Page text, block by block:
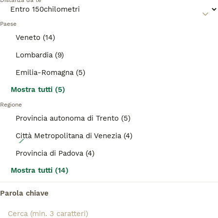
Paese
Veneto (14)
Lombardia (9)
Emilia-Romagna (5)
Mostra tutti (5)
Regione
Provincia autonoma di Trento (5)
Città Metropolitana di Venezia (4)
Provincia di Padova (4)
Mostra tutti (14)
Parola chiave
informazioni su questa razza di gatto.
BOOST
9 settimane